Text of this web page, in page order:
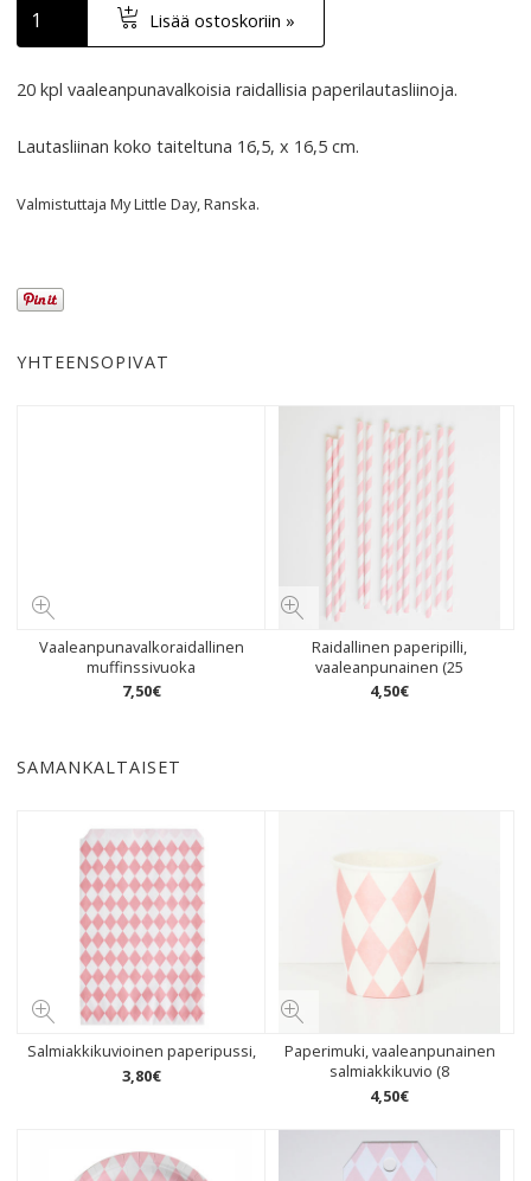
Lisää ostoskoriin »
20 kpl vaaleanpunavalkoisia raidallisia paperilautasliinoja.
Lautasliinan koko taiteltuna 16,5, x 16,5 cm.
Valmistuttaja My Little Day, Ranska.
YHTEENSOPIVAT
Vaaleanpunavalkoraidallinen
muffinssivuoka
7,50€
Raidallinen paperipilli,
vaaleanpunainen (25
4,50€
SAMANKALTAISET
Salmiakkikuvioinen paperipussi,
3,80€
Paperimuki, vaaleanpunainen
salmiakkikuvio (8
4,50€